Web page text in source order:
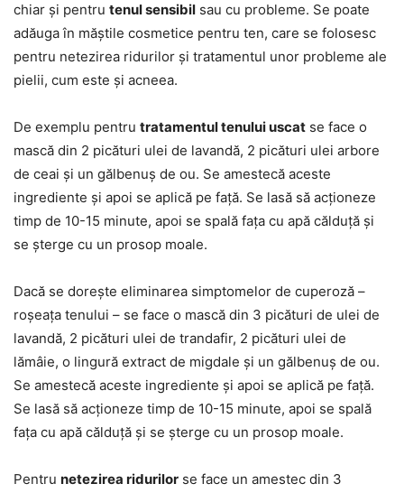
chiar și pentru tenul sensibil sau cu probleme. Se poate
adăuga în măștile cosmetice pentru ten, care se folosesc
pentru netezirea ridurilor și tratamentul unor probleme ale
pielii, cum este și acneea.
De exemplu pentru tratamentul tenului uscat se face o
mască din 2 picături ulei de lavandă, 2 picături ulei arbore
de ceai și un gălbenuș de ou. Se amestecă aceste
ingrediente și apoi se aplică pe față. Se lasă să acționeze
timp de 10-15 minute, apoi se spală fața cu apă călduță și
se șterge cu un prosop moale.
Dacă se dorește eliminarea simptomelor de cuperoză –
roșeața tenului – se face o mască din 3 picături de ulei de
lavandă, 2 picături ulei de trandafir, 2 picături ulei de
lămâie, o lingură extract de migdale și un gălbenuș de ou.
Se amestecă aceste ingrediente și apoi se aplică pe față.
Se lasă să acționeze timp de 10-15 minute, apoi se spală
fața cu apă călduță și se șterge cu un prosop moale.
Pentru netezirea ridurilor se face un amestec din 3